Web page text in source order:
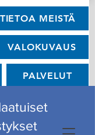
TIETOA MEISTÄ
VALOKUVAUS
PALVELUT